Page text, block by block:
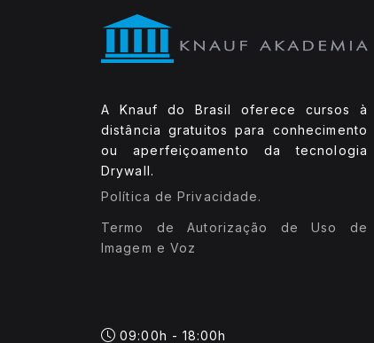
A Knauf do Brasil oferece cursos à
distância gratuitos para conhecimento
ou aperfeiçoamento da tecnologia
Drywall.
Política de Privacidade.
Termo de Autorização de Uso de
Imagem e Voz
09:00h - 18:00h